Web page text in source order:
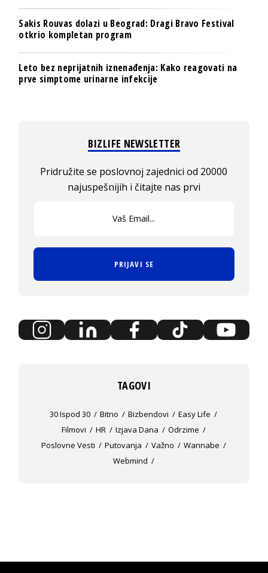
Sakis Rouvas dolazi u Beograd: Dragi Bravo Festival
otkrio kompletan program
Leto bez neprijatnih iznenađenja: Kako reagovati na
prve simptome urinarne infekcije
BIZLIFE NEWSLETTER
Pridružite se poslovnoj zajednici od 20000
najuspešnijih i čitajte nas prvi
PRIJAVI SE
TAGOVI
30 Ispod 30 Bitno Bizbendovi
Easy Life
Filmovi
HR Izjava Dana
Odrzime
Poslovne Vesti
Putovanja Važno
Wannabe
Webmind